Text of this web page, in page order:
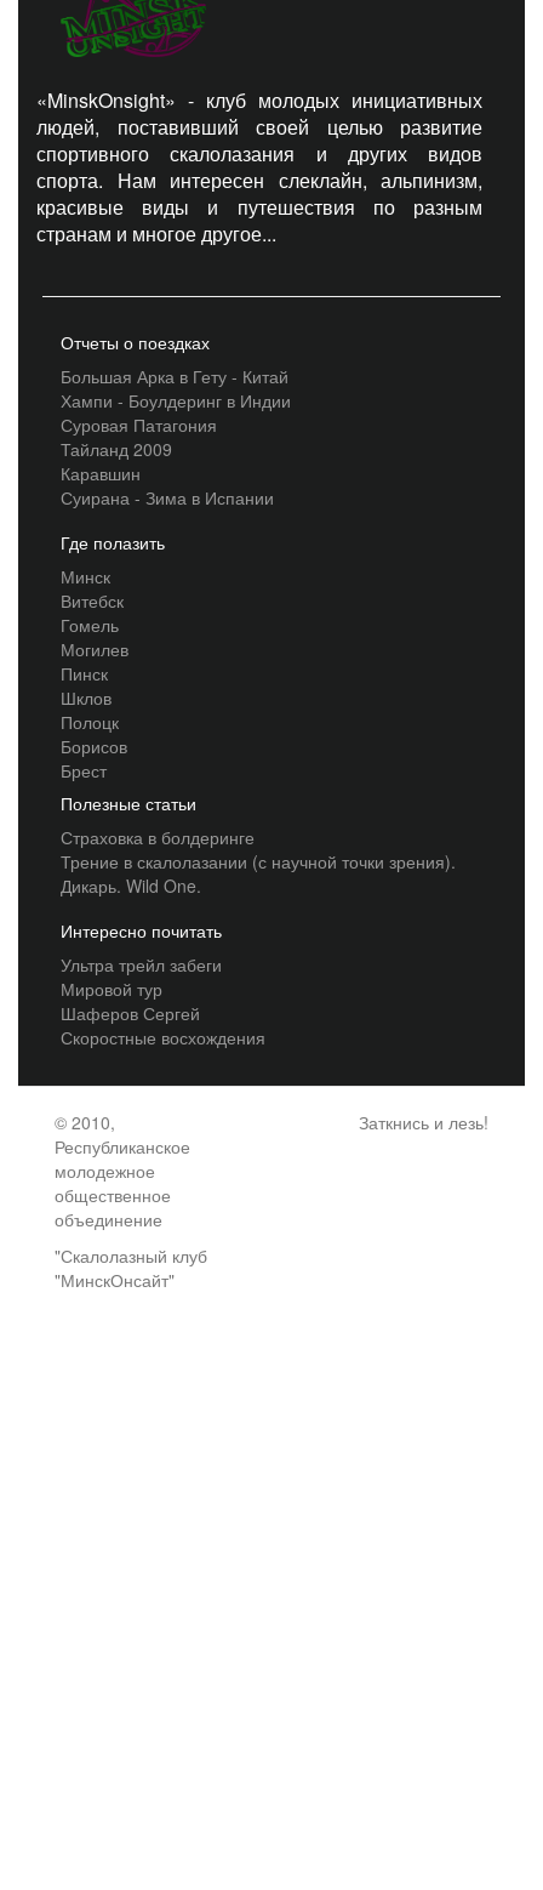
«MinskOnsight» - клуб молодых инициативных
людей, поставивший своей целью развитие
спортивного скалолазания и других видов
спорта. Нам интересен слеклайн, альпинизм,
красивые виды и путешествия по разным
странам и многое другое...
Отчеты о поездках
Большая Арка в Гету - Китай
Хампи - Боулдеринг в Индии
Суровая Патагония
Тайланд 2009
Каравшин
Суирана - Зима в Испании
Где полазить
Минск
Витебск
Гомель
Могилев
Пинск
Шклов
Полоцк
Борисов
Брест
Полезные статьи
Страховка в болдеринге
Трение в скалолазании (с научной точки зрения).
Дикарь. Wild One.
Интересно почитать
Ультра трейл забеги
Мировой тур
Шаферов Сергей
Скоростные восхождения
© 2010,
Республиканское
молодежное
общественное
объединение
"Скалолазный клуб
"МинскОнсайт"
Заткнись и лезь!